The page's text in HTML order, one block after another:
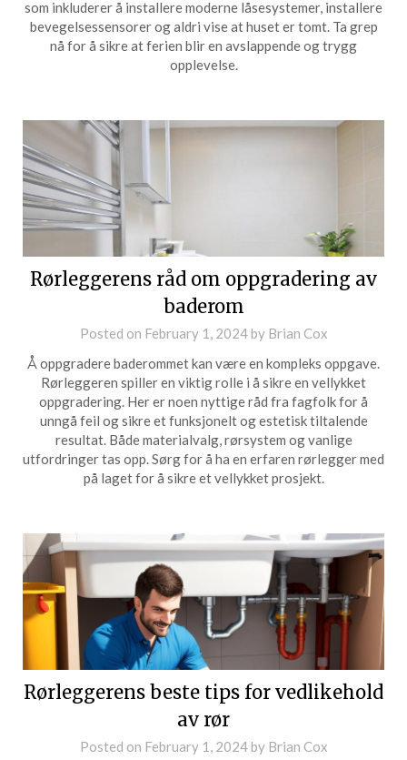
som inkluderer å installere moderne låsesystemer, installere
bevegelsessensorer og aldri vise at huset er tomt. Ta grep
nå for å sikre at ferien blir en avslappende og trygg
opplevelse.
Rørleggerens råd om oppgradering av
baderom
Posted on February 1, 2024by Brian Cox
Å oppgradere baderommet kan være en kompleks oppgave.
Rørleggeren spiller en viktig rolle i å sikre en vellykket
oppgradering. Her er noen nyttige råd fra fagfolk for å
unngå feil og sikre et funksjonelt og estetisk tiltalende
resultat. Både materialvalg, rørsystem og vanlige
utfordringer tas opp. Sørg for å ha en erfaren rørlegger med
på laget for å sikre et vellykket prosjekt.
Rørleggerens beste tips for vedlikehold
av rør
Posted on February 1, 2024by Brian Cox